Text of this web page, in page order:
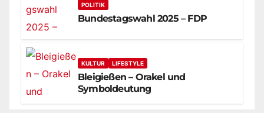
POLITIK
Bundestagswahl 2025 – FDP
KULTUR LIFESTYLE
Bleigießen – Orakel und
Symboldeutung